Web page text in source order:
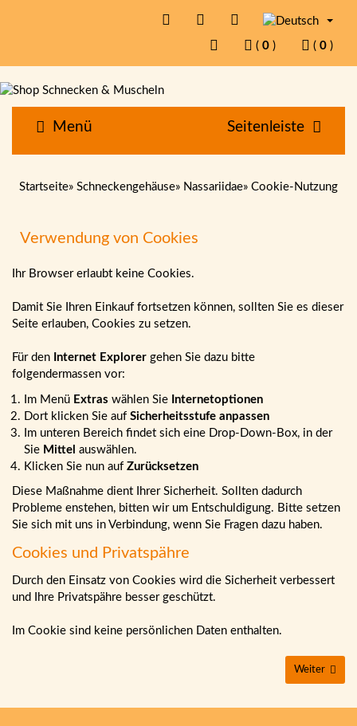
( 0 ) ( 0 )
Menü Seitenleiste
Startseite» Schneckengehäuse» Nassariidae» Cookie-Nutzung
Verwendung von Cookies
Ihr Browser erlaubt keine Cookies.
Damit Sie Ihren Einkauf fortsetzen können, sollten Sie es dieser
Seite erlauben, Cookies zu setzen.
Für den Internet Explorer gehen Sie dazu bitte
folgendermassen vor:
Im Menü Extras wählen Sie Internetoptionen
Dort klicken Sie auf Sicherheitsstufe anpassen
Im unteren Bereich findet sich eine Drop-Down-Box, in der
Sie Mittel auswählen.
Klicken Sie nun auf Zurücksetzen
Diese Maßnahme dient Ihrer Sicherheit. Sollten dadurch
Probleme enstehen, bitten wir um Entschuldigung. Bitte setzen
Sie sich mit uns in Verbindung, wenn Sie Fragen dazu haben.
Cookies und Privatspähre
Durch den Einsatz von Cookies wird die Sicherheit verbessert
und Ihre Privatspähre besser geschützt.
Im Cookie sind keine persönlichen Daten enthalten.
Weiter